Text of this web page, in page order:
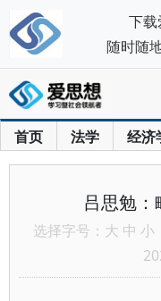
首页 法学 经济
吕思勉：
选择字号： 大 中 小
下载
随时随